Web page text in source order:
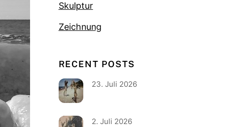
Skulptur
Zeichnung
RECENT POSTS
23. Juli 2026
2. Juli 2026